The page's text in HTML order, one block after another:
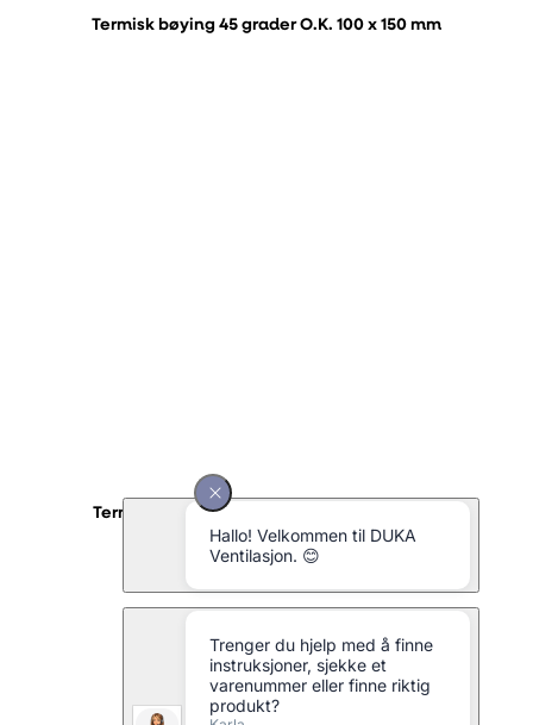
Termisk bøying 45 grader O.K. 100 x 150 mm
Termisk bøying 45 grader O.L. 100 x 150 mm